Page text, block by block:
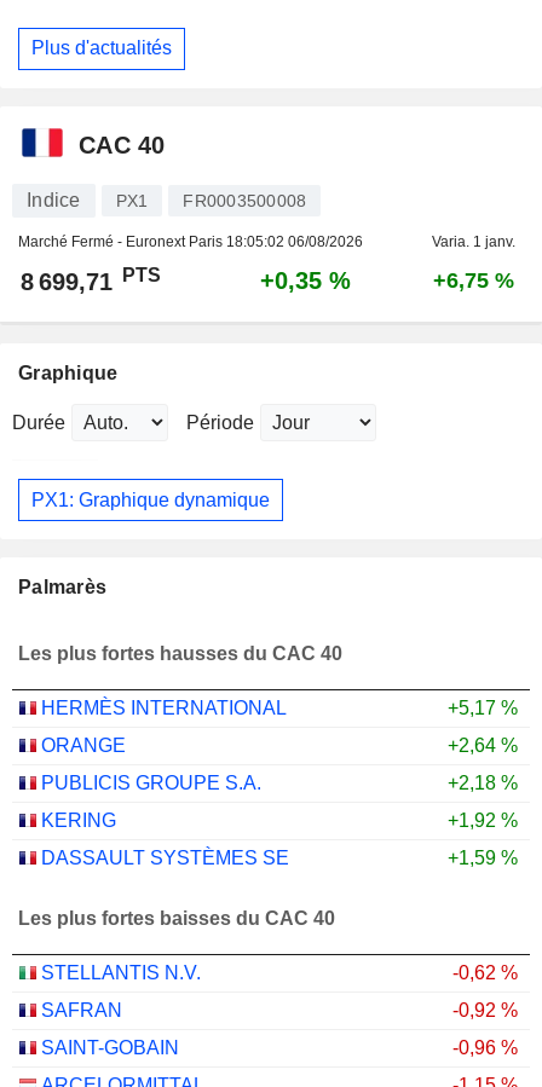
Plus d'actualités
CAC 40
Indice PX1 FR0003500008
Marché Fermé - Euronext Paris 18:05:02 06/08/2026 Varia. 1 janv.
8 699,71 PTS +0,35 % +6,75 %
Graphique
Durée Période
PX1: Graphique dynamique
Palmarès
Les plus fortes hausses du CAC 40
HERMÈS INTERNATIONAL
+5,17 %
ORANGE
+2,64 %
PUBLICIS GROUPE S.A.
+2,18 %
KERING
+1,92 %
DASSAULT SYSTÈMES SE
+1,59 %
Les plus fortes baisses du CAC 40
STELLANTIS N.V.
-0,62 %
SAFRAN
-0,92 %
SAINT-GOBAIN
-0,96 %